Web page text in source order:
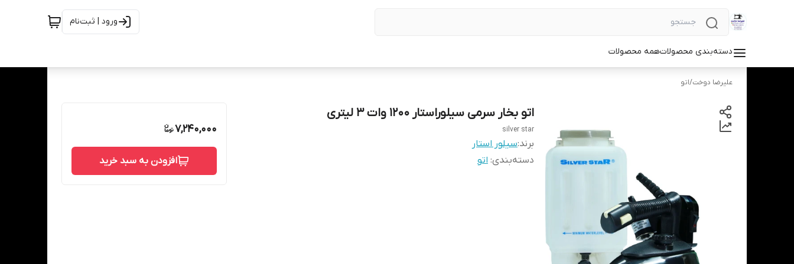
ورود | ثبت‌نام
دسته‌بندی محصولاتهمه محصولات
علیرضا دوخت/اتو
اتو بخار سرمی سیلوراستار 1200 وات ۳ لیتری
silver star
برند:سیلور استار
دسته‌بندی: اتو
7,240,000
افزودن به سبد خرید